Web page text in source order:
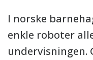
I norske
enkle roboter
undervisningen.